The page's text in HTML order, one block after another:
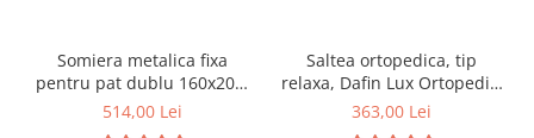
Somiera metalica fixa
pentru pat dublu 160x200,
6 picioare, 32 lamele lemn
514,00 Lei
Saltea ortopedica, tip
relaxa, Dafin Lux Ortopedic,
90x200x21cm, fermitate
363,00 Lei